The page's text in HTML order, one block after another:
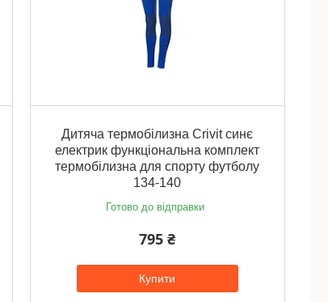
Дитяча термобілизна Crivit синє
електрик функціональна комплект
термобілизна для спорту футболу
134-140
Готово до відправки
795 ₴
Купити